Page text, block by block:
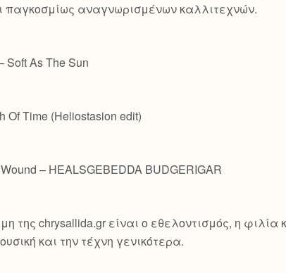
παγκοσμίως αναγνωρισμένων καλλιτεχνών.
Soft As The Sun
Of Time (Heliostasion edit)
– HEALSGEBEDDA BUDGERIGAR
της chrysallida.gr είναι ο εθελοντισμός, η
και την τέχνη γενικότερα.